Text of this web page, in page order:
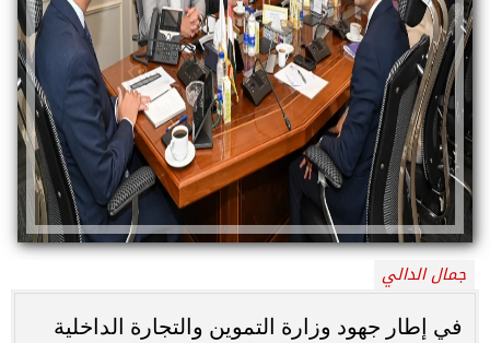
جمال الدالي
في إطار جهود وزارة التموين والتجارة الداخلية